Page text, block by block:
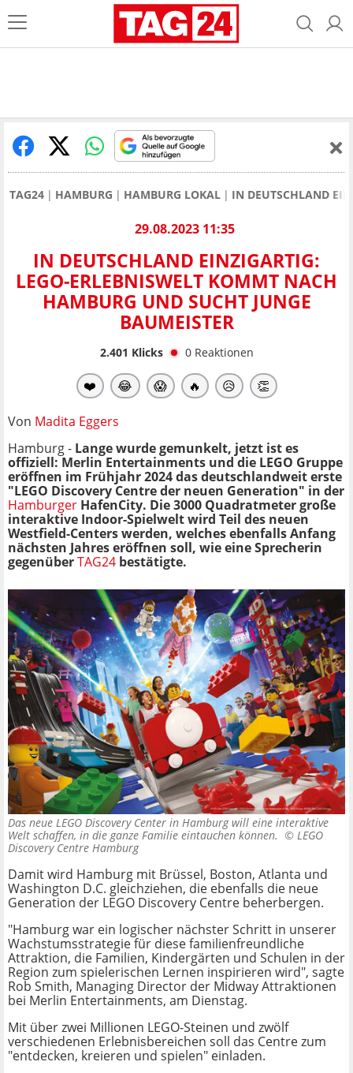
TAG24 HAMBURG HAMBURG LOKAL IN DEUTSCHLAND
29.08.2023 11:35
IN DEUTSCHLAND EINZIGARTIG:
LEGO-ERLEBNISWELT KOMMT NACH
HAMBURG UND SUCHT JUNGE
BAUMEISTER
2.401 Klicks 0 Reaktionen
❤️ 😂 😱 🔥 😥 👏
Von Madita Eggers
Hamburg - Lange wurde gemunkelt, jetzt ist es
offiziell: Merlin Entertainments und die LEGO Gruppe
eröffnen im Frühjahr 2024 das deutschlandweit erste
"LEGO Discovery Centre der neuen Generation" in der
Hamburger HafenCity. Die 3000 Quadratmeter große
interaktive Indoor-Spielwelt wird Teil des neuen
Westfield-Centers werden, welches ebenfalls Anfang
nächsten Jahres eröffnen soll, wie eine Sprecherin
gegenüberTAG24 bestätigte.
Das neue LEGO Discovery Center in Hamburg will eine interaktive
Welt schaffen, in die ganze Familie eintauchen können. © LEGO
Discovery Centre Hamburg
Damit wird Hamburg mit Brüssel, Boston, Atlanta und
Washington D.C. gleichziehen, die ebenfalls die neue
Generation der LEGO Discovery Centre beherbergen.
"Hamburg war ein logischer nächster Schritt in unserer
Wachstumsstrategie für diese familienfreundliche
Attraktion, die Familien, Kindergärten und Schulen in der
Region zum spielerischen Lernen inspirieren wird", sagte
Rob Smith, Managing Director der Midway Attraktionen
bei Merlin Entertainments, am Dienstag.
Mit über zwei Millionen LEGO-Steinen und zwölf
verschiedenen Erlebnisbereichen soll das Centre zum
"entdecken, kreieren und spielen" einladen.